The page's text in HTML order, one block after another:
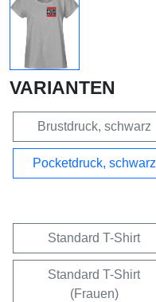
VARIANTEN
Brustdruck, schwarz
Pocketdruck, schwarz
Standard T-Shirt
Standard T-Shirt
(Frauen)